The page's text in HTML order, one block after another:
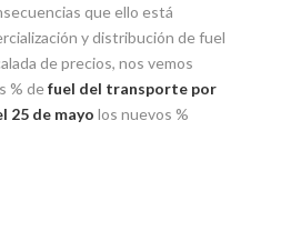
que ello está
y distribución de fuel
de precios, nos vemos
% defuel del transporte por
25 de mayo los nuevos %